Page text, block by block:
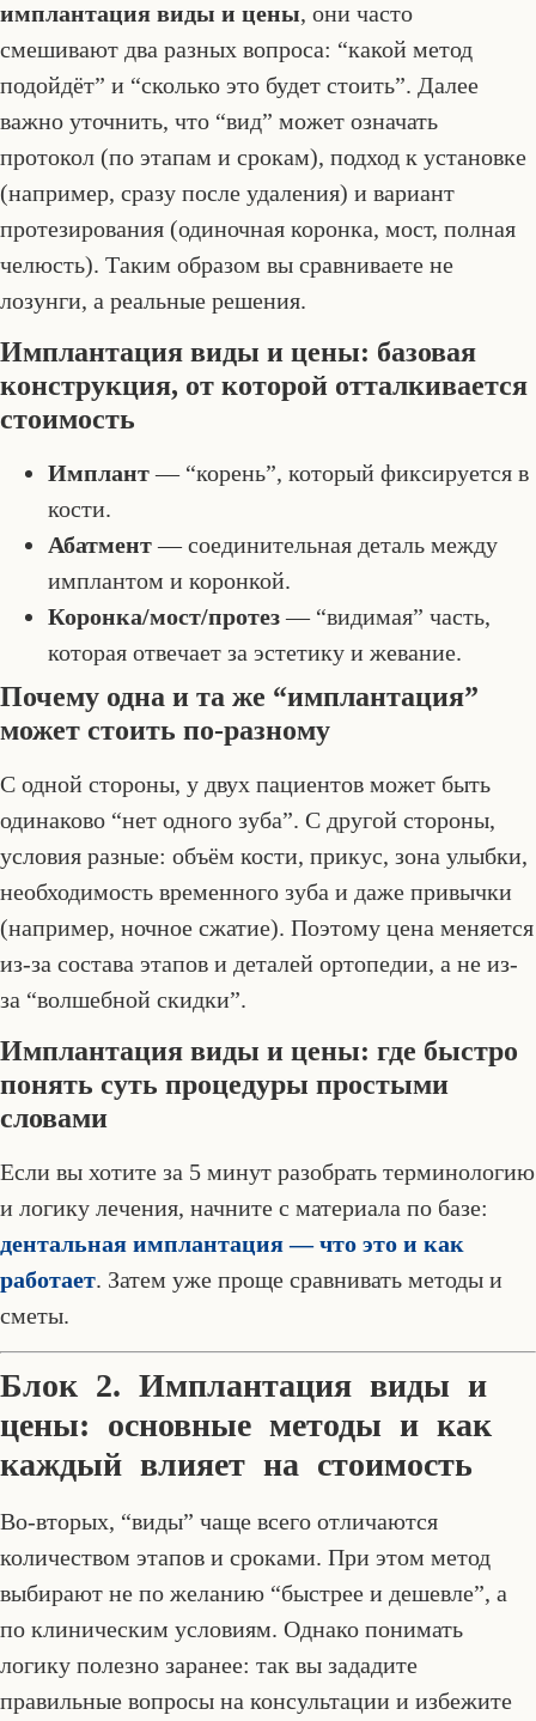
имплантация виды и цены, они часто
смешивают два разных вопроса: “какой метод
подойдёт” и “сколько это будет стоить”. Далее
важно уточнить, что “вид” может означать
протокол (по этапам и срокам), подход к установке
(например, сразу после удаления) и вариант
протезирования (одиночная коронка, мост, полная
челюсть). Таким образом вы сравниваете не
лозунги, а реальные решения.
Имплантация виды и цены: базовая
конструкция, от которой отталкивается
стоимость
Имплант— “корень”, который фиксируется в
кости.
Абатмент— соединительная деталь между
имплантом и коронкой.
Коронка/мост/протез— “видимая” часть,
которая отвечает за эстетику и жевание.
Почему одна и та же “имплантация”
может стоить по-разному
С одной стороны, у двух пациентов может быть
одинаково “нет одного зуба”. С другой стороны,
условия разные: объём кости, прикус, зона улыбки,
необходимость временного зуба и даже привычки
(например, ночное сжатие). Поэтому цена меняется
из-за состава этапов и деталей ортопедии, а не из-
за “волшебной скидки”.
Имплантация виды и цены: где быстро
понять суть процедуры простыми
словами
Если вы хотите за 5 минут разобрать терминологию
и логику лечения, начните с материала по базе:
дентальная имплантация — что это и как
работает. Затем уже проще сравнивать методы и
сметы.
Блок 2. Имплантация виды и
цены: основные методы и как
каждый влияет на стоимость
Во-вторых, “виды” чаще всего отличаются
количеством этапов и сроками. При этом метод
выбирают не по желанию “быстрее и дешевле”, а
по клиническим условиям. Однако понимать
логику полезно заранее: так вы зададите
правильные вопросы на консультации и избежите